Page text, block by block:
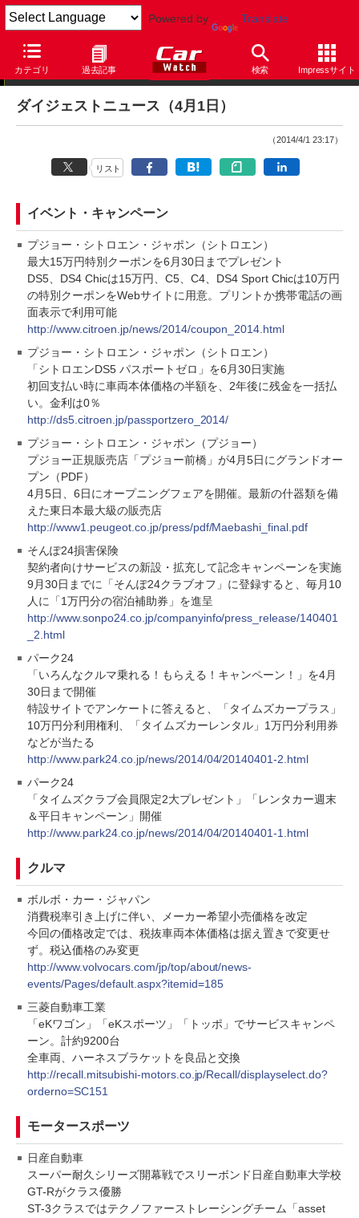
Powered by Translate
カテゴリ 過去記事 検索 Impressサイト
ダイジェストニュース
ダイジェストニュース（4月1日）
（2014/4/1 23:17）
リスト
イベント・キャンペーン
プジョー・シトロエン・ジャポン（シトロエン）
最大15万円特別クーポンを6月30日までプレゼント
DS5、DS4 Chicは15万円、C5、C4、DS4 Sport Chicは10万円
の特別クーポンをWebサイトに用意。プリントか携帯電話の画
面表示で利用可能
http://www.citroen.jp/news/2014/coupon_2014.html
プジョー・シトロエン・ジャポン（シトロエン）
「シトロエンDS5 パスポートゼロ」を6月30日実施
初回支払い時に車両本体価格の半額を、2年後に残金を一括払
い。金利は0％
http://ds5.citroen.jp/passportzero_2014/
プジョー・シトロエン・ジャポン（プジョー）
プジョー正規販売店「プジョー前橋」が4月5日にグランドオー
プン（PDF）
4月5日、6日にオープニングフェアを開催。最新の什器類を備
えた東日本最大級の販売店
http://www1.peugeot.co.jp/press/pdf/Maebashi_final.pdf
そんぽ24損害保険
契約者向けサービスの新設・拡充して記念キャンペーンを実施
9月30日までに「そんぽ24クラブオフ」に登録すると、毎月10
人に「1万円分の宿泊補助券」を進呈
http://www.sonpo24.co.jp/companyinfo/press_release/140401
_2.html
パーク24
「いろんなクルマ乗れる！もらえる！キャンペーン！」を4月
30日まで開催
特設サイトでアンケートに答えると、「タイムズカープラス」
10万円分利用権利、「タイムズカーレンタル」1万円分利用券
などが当たる
http://www.park24.co.jp/news/2014/04/20140401-2.html
パーク24
「タイムズクラブ会員限定2大プレゼント」「レンタカー週末
＆平日キャンペーン」開催
http://www.park24.co.jp/news/2014/04/20140401-1.html
クルマ
ボルボ・カー・ジャパン
消費税率引き上げに伴い、メーカー希望小売価格を改定
今回の価格改定では、税抜車両本体価格は据え置きで変更せ
ず。税込価格のみ変更
http://www.volvocars.com/jp/top/about/news-
events/Pages/default.aspx?itemid=185
三菱自動車工業
「eKワゴン」「eKスポーツ」「トッポ」でサービスキャンペ
ーン。計約9200台
全車両、ハーネスブラケットを良品と交換
http://recall.mitsubishi-motors.co.jp/Recall/displayselect.do?
orderno=SC151
モータースポーツ
日産自動車
スーパー耐久シリーズ開幕戦でスリーボンド日産自動車大学校
GT-Rがクラス優勝
ST-3クラスではテクノファーストレーシングチーム「asset